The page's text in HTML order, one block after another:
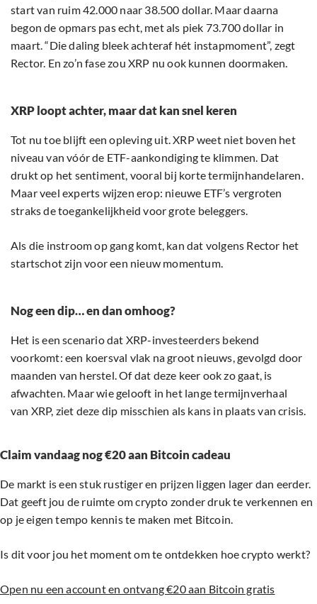
start van ruim 42.000 naar 38.500 dollar. Maar daarna
begon de opmars pas echt, met als piek 73.700 dollar in
maart. “Die daling bleek achteraf hét instapmoment”, zegt
Rector. En zo’n fase zou XRP nu ook kunnen doormaken.
XRP loopt achter, maar dat kan snel keren
Tot nu toe blijft een opleving uit. XRP weet niet boven het
niveau van vóór de ETF-aankondiging te klimmen. Dat
drukt op het sentiment, vooral bij korte termijnhandelaren.
Maar veel experts wijzen erop: nieuwe ETF’s vergroten
straks de toegankelijkheid voor grote beleggers.
Als die instroom op gang komt, kan dat volgens Rector het
startschot zijn voor een nieuw momentum.
Nog een dip… en dan omhoog?
Het is een scenario dat XRP-investeerders bekend
voorkomt: een koersval vlak na groot nieuws, gevolgd door
maanden van herstel. Of dat deze keer ook zo gaat, is
afwachten. Maar wie gelooft in het lange termijnverhaal
van XRP, ziet deze dip misschien als kans in plaats van crisis.
Claim vandaag nog €20 aan Bitcoin cadeau
De markt is een stuk rustiger en prijzen liggen lager dan eerder.
Dat geeft jou de ruimte om crypto zonder druk te verkennen en
op je eigen tempo kennis te maken met Bitcoin.
Is dit voor jou het moment om te ontdekken hoe crypto werkt?
Open nu een account en ontvang €20 aan Bitcoin gratis